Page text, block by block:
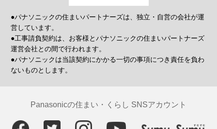
●パナソニックの住まいパートナーズは、独立・自営の会社が運
営しています。
●工事請負契約は、お客様とパナソニックの住まいパートナーズ
運営会社との間で行われます。
●パナソニックは当該契約にかかる一切の事項につき責任を負わ
ないものとします。
Panasonicの住まい・くらし SNSアカウント